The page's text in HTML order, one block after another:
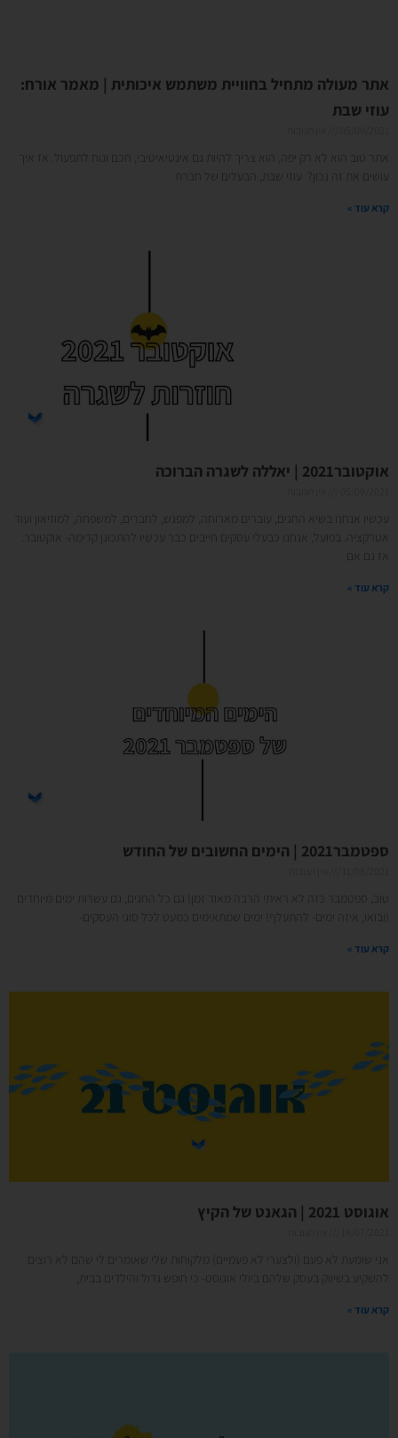
אתר מעולה מתחיל בחוויית משתמש איכותית | מאמר אורח:
עוזי שבת
אתר טוב הוא לא רק יפה, הוא צריך להיות גם אינטיאיטיבי, חכם ונוח לתפעול. אז איך
עושים את זה נכון? עוזי שבת, הבעלים של חברת
קרא עוד »
אוקטובר2021 | יאללה לשגרה הברוכה
עכשיו אנחנו בשיא החגים, עוברים מארוחה, למפגש, לחברים, למשפחה, למוזיאון ועוד
אטרקציה. בפועל, אנחנו כבעלי עסקים חייבים כבר עכשיו להתכונן קדימה- אוקטובר.
אז גם אם
קרא עוד »
ספטמבר2021 | הימים החשובים של החודש
טוב, ספטמבר כזה לא ראיתי הרבה מאוד זמן! גם כל החגים, גם עשרות ימים מיוחדים
(ובואו, איזה ימים- להתעלף! ימים שמתאימים כמעט לכל סוגי העסקים-
קרא עוד »
אוגוסט 2021 | הגאנט של הקיץ
אני שומעת לא פעם (ולצערי לא פעמיים) מלקוחות שלי שאומרים לי שהם לא רוצים
להשקיע בשיווק בעסק שלהם ביולי אוגוסט- כי חופש גדול והילדים בבית,
קרא עוד »